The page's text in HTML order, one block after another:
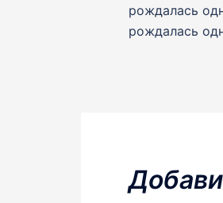
записям
рождалась
рождалась